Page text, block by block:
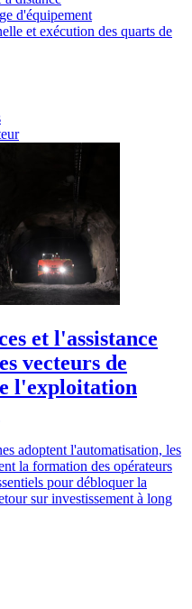
d'équipement
et exécution des quarts de
et l'assistance
vecteurs de
l'exploitation
adoptent l'automatisation, les
la formation des opérateurs
pour débloquer la
sur investissement à long